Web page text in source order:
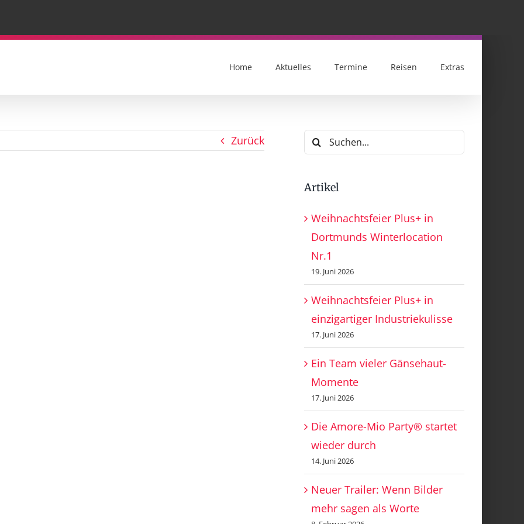
Home Aktuelles Termine Reisen Extras
Zurück
Suche
nach:
Artikel
Weihnachtsfeier Plus+ in
Dortmunds Winterlocation
Nr.1
19. Juni 2026
Weihnachtsfeier Plus+ in
einzigartiger Industriekulisse
17. Juni 2026
Ein Team vieler Gänsehaut-
Momente
17. Juni 2026
Die Amore-Mio Party® startet
wieder durch
14. Juni 2026
Neuer Trailer: Wenn Bilder
mehr sagen als Worte